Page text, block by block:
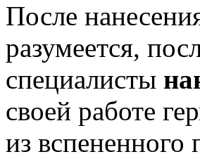
После
разумеется,
специалисты
своей работе
из вспененного